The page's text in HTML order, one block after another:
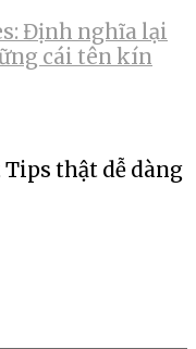
Định nghĩa lại
cái tên kín
thật dễ dàng